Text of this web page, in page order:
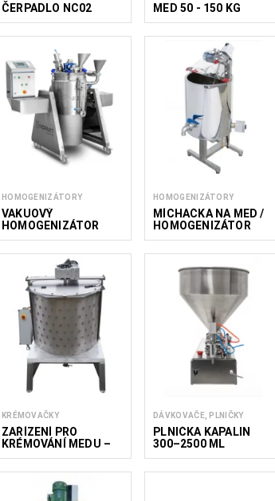
ČERPADLO NC02
MED 50 - 150 KG
HOMOGENIZÁTORY
VAKUOVÝ
HOMOGENIZÁTOR
VMG M 100
HOMOGENIZÁTORY
MÍCHAČKA NA MED /
HOMOGENIZÁTOR
MEDU
KRÉMOVAČKY
ZAŘÍZENÍ PRO
KRÉMOVÁNÍ MEDU –
KAPACITA 600 KG
DÁVKOVAČE, PLNIČKY
PLNIČKA KAPALIN
300–2500 ML